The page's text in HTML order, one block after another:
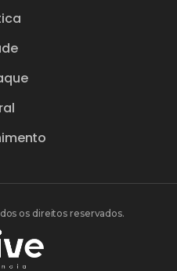
os direitos reservados.